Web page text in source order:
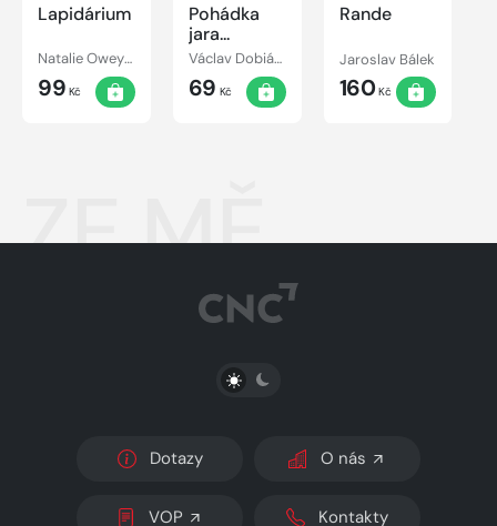
Lapidárium
Natalie Oweyssi
99 Kč
Pohádka
jara...
Václav Dobiáš, Julius Fučík, Vilém Kyral, Václav Vačkář, František Jánský, Rudolf Urbanec
69 Kč
Rande
Jaroslav Bálek
160Kč
ZE.MĚ
PŘEPNOUT SVĚTLÝ/TMAVÝ REŽIM
Dotazy O nás
VOP Kontakty